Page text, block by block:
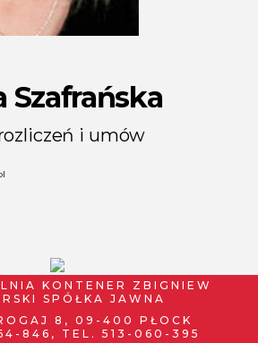
Szafrańska
i umów
KONTENER ZBIGNIEW
SPÓŁKA JAWNA
8, 09-400 PŁOCK
846, TEL. 513-060-395